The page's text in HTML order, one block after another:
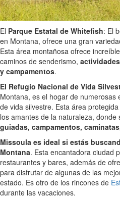
El Parque Estatal de Whitefish: El
en Montana, ofrece una gran
Esta área montañosa ofrece
caminos de senderismo,
y campamentos.
El Refugio Nacional de Vida
Montana, es el hogar de
de vida silvestre. Esta área
los amantes de la naturaleza,
guiadas, campamentos,
Missoula es ideal si estás
Montana. Esta encantadora ciudad
restaurantes y bares, además de
para disfrutar de algunas de las
estado. Es otro de los rincones de
durante las vacaciones.